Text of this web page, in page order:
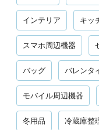
インテリア キッ
スマホ周辺機器
バッグ バレンタ
モバイル周辺機器
冬用品 冷蔵庫整